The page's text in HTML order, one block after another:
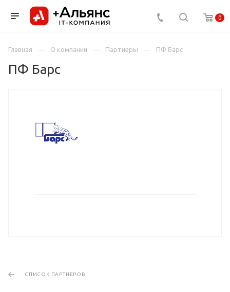
0
Главная О компании Партнеры ПФ Барс
ПФ Барс
СПИСОК ПАРТНЕРОВ